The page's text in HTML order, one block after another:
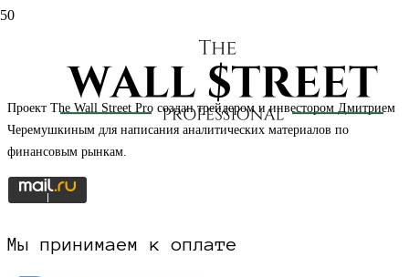
НАЧАТЬ РЕГИСТРАЦИЮ НА САЙТЕ
Проект The Wall Street Pro создан трейдером и инвестором Дмитрием
Черемушкиным для написания аналитических материалов по
финансовым рынкам.
Мы принимаем к оплате